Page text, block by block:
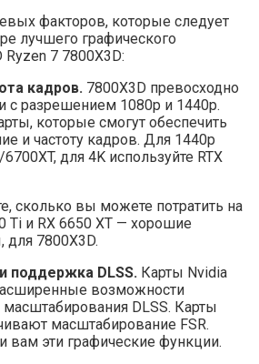
факторов, которые следует
лучшего графического
7 7800X3D:
кадров. 7800X3D превосходно
с разрешением 1080p и 1440p.
которые смогут обеспечить
и частоту кадров. Для 1440p
для 4K используйте RTX
сколько вы можете потратить на
Ti и RX 6650 XT — хорошие
для 7800X3D.
поддержка DLSS. Карты Nvidia
возможности
масштабирования DLSS. Карты
масштабирование FSR.
вам эти графические функции.